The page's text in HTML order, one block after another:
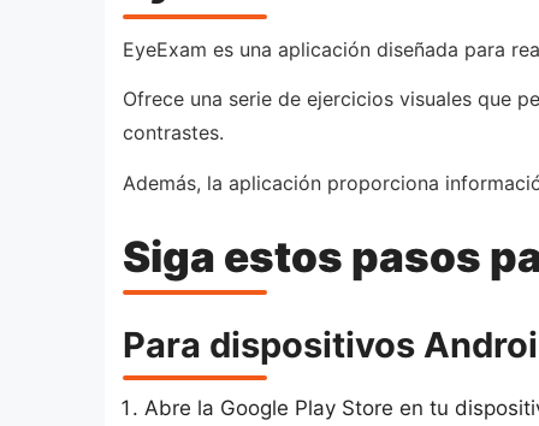
EyeExam es una aplicación diseñada para
Ofrece una serie de ejercicios visuales que
contrastes.
Además, la aplicación proporciona
Siga estos pasos
Para dispositivos
Abre la Google Play Store en tu